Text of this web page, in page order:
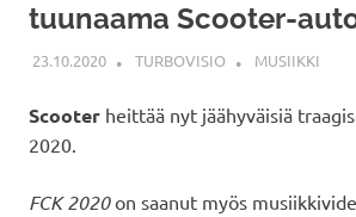
tuunaama Scooter-
23.10.2020 TURBOVISIO MUSIIKKI
Scooter heittää nyt jäähyväisiä
2020.
FCK 2020on saanut myös